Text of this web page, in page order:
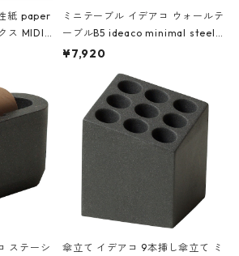
紙 paper
ス MIDI
・ゴッホ
ミニテーブル イデアコ ウォールテ
ーブルB5 ideaco minimal steel f
urniture WALL Table B5 ネイビー
¥7,920
ステーシ
傘立て イデアコ 9本挿し傘立て ミ